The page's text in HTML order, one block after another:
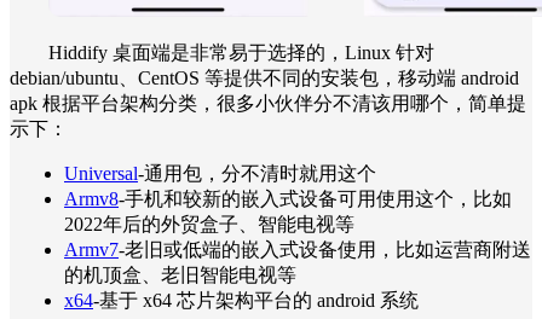
Hiddify 桌面端是非常易于选择的，Linux 针对
debian/ubuntu、CentOS 等提供不同的安装包，移动端 android
apk 根据平台架构分类，很多小伙伴分不清该用哪个，简单提
示下：
Universal-通用包，分不清时就用这个
Armv8-手机和较新的嵌入式设备可用使用这个，比如
2022年后的外贸盒子、智能电视等
Armv7-老旧或低端的嵌入式设备使用，比如运营商附送
的机顶盒、老旧智能电视等
x64-基于 x64 芯片架构平台的 android 系统